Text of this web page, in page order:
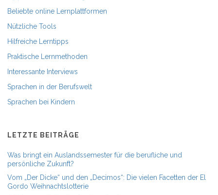
Beliebte online Lernplattformen
Nützliche Tools
Hilfreiche Lerntipps
Praktische Lernmethoden
Interessante Interviews
Sprachen in der Berufswelt
Sprachen bei Kindern
LETZTE BEITRÄGE
Was bringt ein Auslandssemester für die berufliche und
persönliche Zukunft?
Vom „Der Dicke“ und den „Decimos“: Die vielen Facetten der El
Gordo Weihnachtslotterie